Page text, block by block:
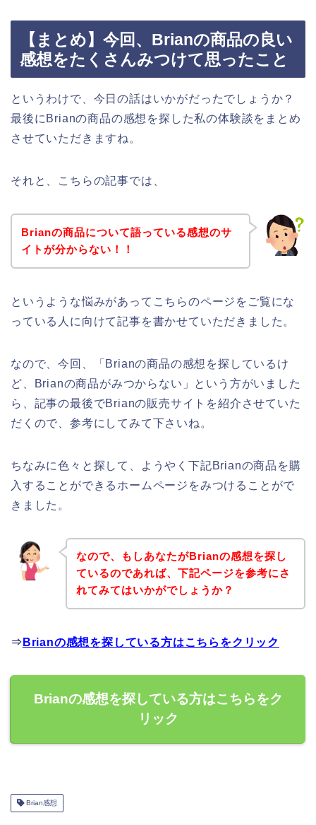
【まとめ】今回、Brianの商品の良い
感想をたくさんみつけて思ったこと
というわけで、今日の話はいかがだったでしょうか？
最後にBrianの商品の感想を探した私の体験談をまとめ
させていただきますね。
それと、こちらの記事では、
Brianの商品について語っている感想のサ
イトが分からない！！
というような悩みがあってこちらのページをご覧にな
っている人に向けて記事を書かせていただきました。
なので、今回、「Brianの商品の感想を探しているけ
ど、Brianの商品がみつからない」という方がいました
ら、記事の最後でBrianの販売サイトを紹介させていた
だくので、参考にしてみて下さいね。
ちなみに色々と探して、ようやく下記Brianの商品を購
入することができるホームページをみつけることがで
きました。
なので、もしあなたがBrianの感想を探し
ているのであれば、下記ページを参考にさ
れてみてはいかがでしょうか？
⇒ Brianの感想を探している方はこちらをクリック
Brianの感想を探している方はこちらをク
リック
Brian感想